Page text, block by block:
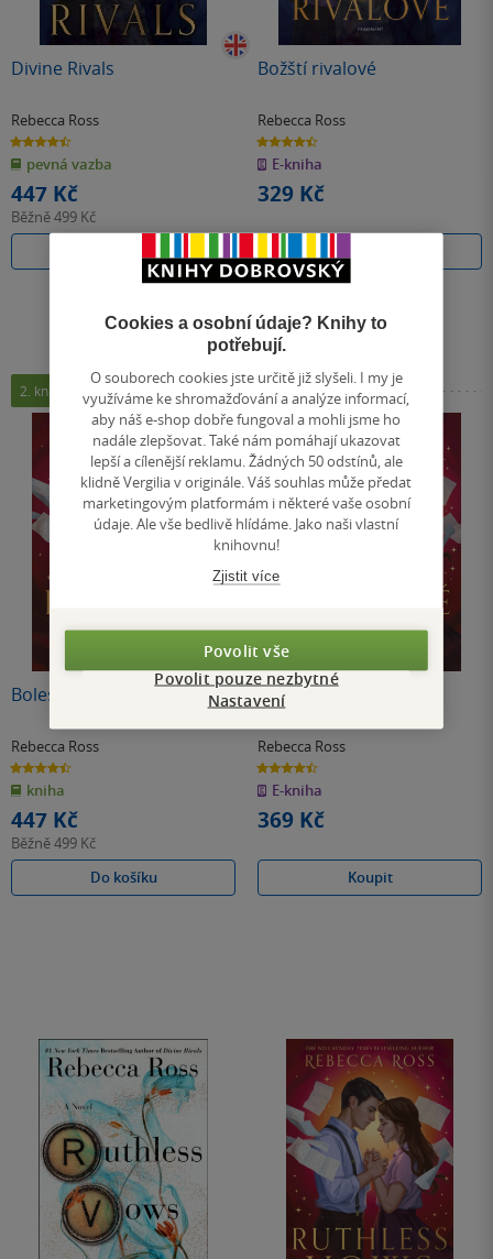
Divine Rivals
Rebecca Ross
4.5
z
5
hvězdiček
pevná vazba
447 Kč
Běžně499 Kč
Božští rivalové
Rebecca Ross
4.5
z
5
hvězdiček
E-kniha
329 Kč
2. kniha
Bolestné sliby
Rebecca Ross
4.5
z
5
hvězdiček
kniha
447 Kč
Běžně499 Kč
Do košíku
Bolestné sliby
Rebecca Ross
4.5
z
5
hvězdiček
E-kniha
369 Kč
Koupit
Cookies a osobní údaje? Knihy to
potřebují.
O souborech cookies jste určitě již slyšeli. I my je
využíváme ke shromažďování a analýze informací,
aby náš e-shop dobře fungoval a mohli jsme ho
nadále zlepšovat. Také nám pomáhají ukazovat
lepší a cílenější reklamu. Žádných 50 odstínů, ale
klidně Vergilia v originále. Váš souhlas může předat
marketingovým platformám i některé vaše osobní
údaje. Ale vše bedlivě hlídáme. Jako naši vlastní
knihovnu!
Zjistit více
Povolit vše
Povolit pouze nezbytné
Nastavení